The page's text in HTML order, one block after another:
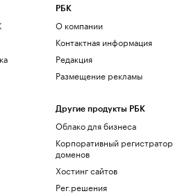
РБК
О компании
Контактная информация
Редакция
Размещение рекламы
Другие продукты РБК
Облако для бизнеса
Корпоративный регистратор
доменов
Хостинг сайтов
Рег.решения